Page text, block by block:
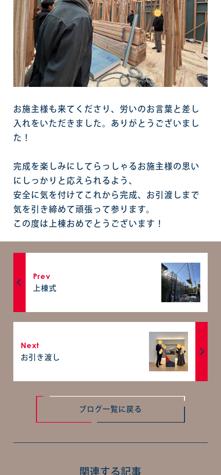
お施主様も来てくださり、労いのお言葉と差し
入れをいただきました。ありがとうございまし
た！
完成を楽しみにしてらっしゃるお施主様の思い
にしっかりと応えられるよう、
安全に気を付けてこれから完成、お引渡しまで
気を引き締めて頑張って参ります。
この度は上棟おめでとうございます！
Prev
上棟式
Next
お引き渡し
ブログ一覧に戻る
関連する記事